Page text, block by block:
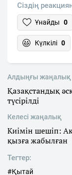
Сіздің
Ұнайды 0
Күлкілі 0
Алдыңғы жаңалық
Қазақстандық
түсірілді
Келесі жаңалық
Киімін шешіп:
қызға жабылған
Тегтер:
#Қытай